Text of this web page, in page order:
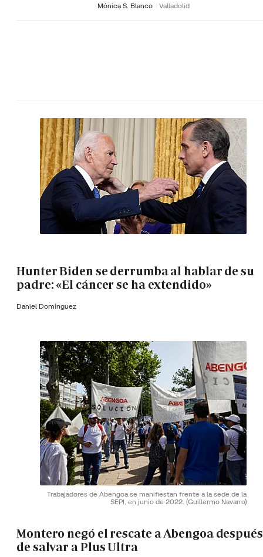
Mónica S. Blanco Valladolid
Hunter Biden se derrumba al hablar de su
padre: «El cáncer se ha extendido»
Daniel Domínguez
Trabajadores de Abengoa se manifiestan frente a la sede de la
SEPI, en junio de 2022. (Guillermo Navarro)
Montero negó el rescate a Abengoa después
de salvar a Plus Ultra